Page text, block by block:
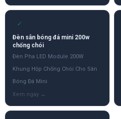
✓
Đèn sân bóng đá mini 200w
chống chói
Đèn Pha LED Module 200W
Khung Hộp Chống Chói Cho Sân
Bóng Đá Mini